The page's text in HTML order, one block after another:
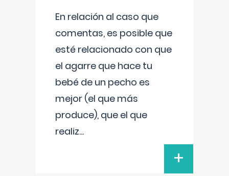
En relación al caso que
comentas, es posible que
esté relacionado con que
el agarre que hace tu
bebé de un pecho es
mejor (el que más
produce), que el que
realiz...
+